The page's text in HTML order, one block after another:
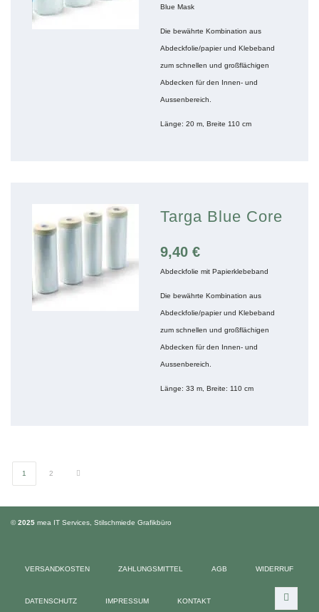
Blue Mask
Die bewährte Kombination aus
Abdeckfolie/papier und Klebeband
zum schnellen und großflächigen
Abdecken für den Innen- und
Aussenbereich.
Länge: 20 m, Breite 110 cm
Targa Blue Core
9,40 €
Abdeckfolie mit Papierklebeband
Die bewährte Kombination aus
Abdeckfolie/papier und Klebeband
zum schnellen und großflächigen
Abdecken für den Innen- und
Aussenbereich.
Länge: 33 m, Breite: 110 cm
1 2
©2025 mea IT Services Stilschmiede Grafikbüro
VERSANDKOSTEN ZAHLUNGSMITTEL AGB WIDERRUF
DATENSCHUTZ IMPRESSUM KONTAKT